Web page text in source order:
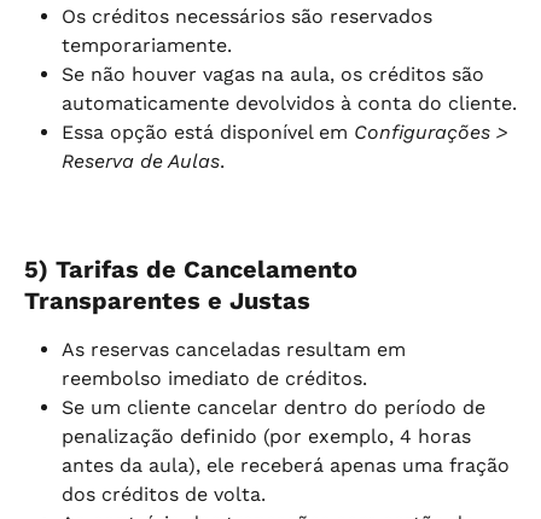
Os créditos necessários são reservados
temporariamente.
Se não houver vagas na aula, os créditos são
automaticamente devolvidos à conta do cliente.
Essa opção está disponível em Configurações >
Reserva de Aulas.
5) Tarifas de Cancelamento
Transparentes e Justas
As reservas canceladas resultam em
reembolso imediato de créditos.
Se um cliente cancelar dentro do período de
penalização definido (por exemplo, 4 horas
antes da aula), ele receberá apenas uma fração
dos créditos de volta.